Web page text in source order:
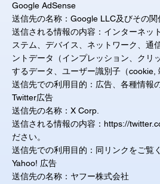
Google AdSense
送信先の名称：Google LLC及びその関
送信される情報の内容：インターネッ
ステム、デバイス、ネットワーク、通
ントデータ（インプレッション、クリ
するデータ、ユーザー識別子（cookie,
送信先での利用目的：広告、各種情報
Twitter広告
送信先の名称：X Corp.
送信される情報の内容： https://
ださい。
送信先での利用目的：同リンクをご覧
Yahoo! 広告
送信先の名称：ヤフー株式会社